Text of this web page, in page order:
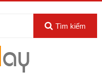
Tìm kiếm